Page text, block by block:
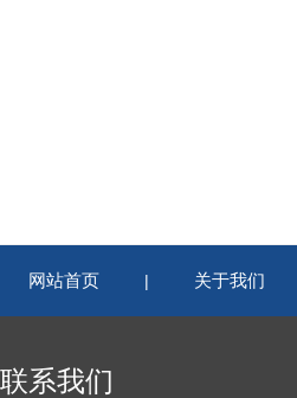
网站首页 | 关于我们
联系我们